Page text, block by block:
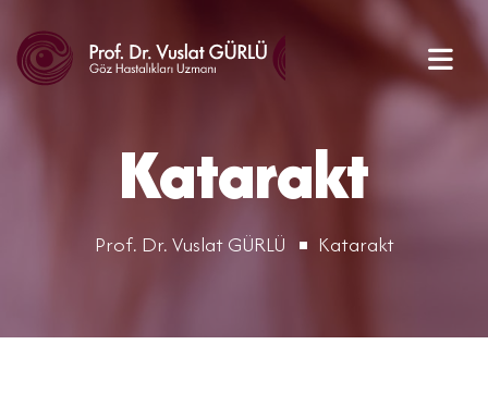
Katarakt
Prof. Dr. Vuslat GÜRLÜ Katarakt